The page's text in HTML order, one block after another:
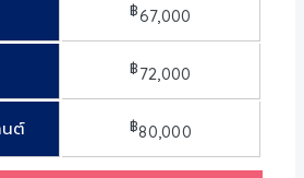
฿67,000
฿72,000
นต์ ฿80,000